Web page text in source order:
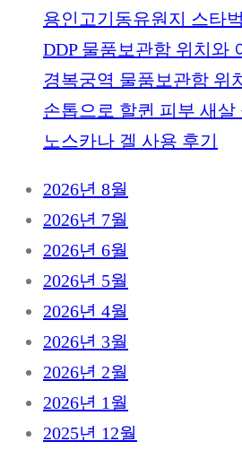
용인고기동유원지 스타
DDP 물품보관함 위치와
경복궁역 물품보관함 위
손톱으로 할퀸 피부 새살
노스카나 겔 사용 후기
2026년 8월
2026년 7월
2026년 6월
2026년 5월
2026년 4월
2026년 3월
2026년 2월
2026년 1월
2025년 12월